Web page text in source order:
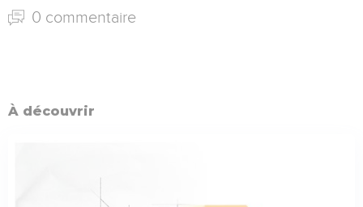
0 commentaire
À découvrir